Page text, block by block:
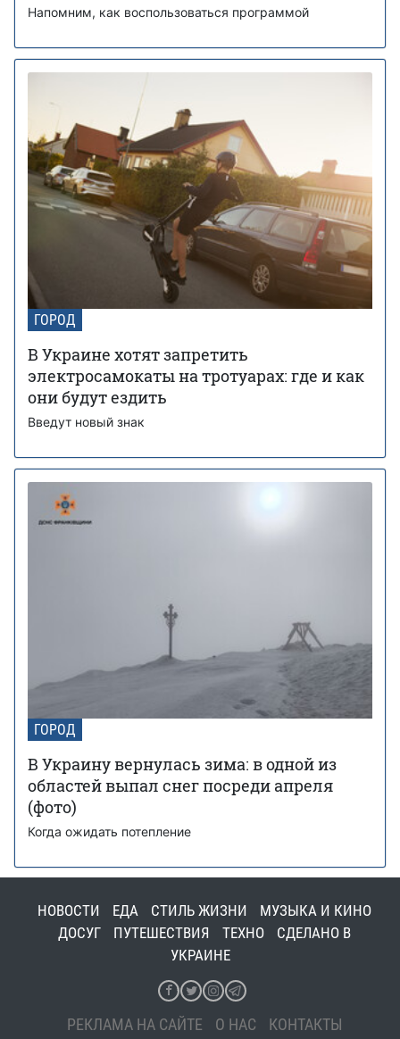
Напомним, как воспользоваться программой
ГОРОД
В Украине хотят запретить
электросамокаты на тротуарах: где и как
они будут ездить
Введут новый знак
ГОРОД
В Украину вернулась зима: в одной из
областей выпал снег посреди апреля
(фото)
Когда ожидать потепление
НОВОСТИ ЕДА СТИЛЬ ЖИЗНИ
МУЗЫКА И КИНО
ДОСУГ
ПУТЕШЕСТВИЯ ТЕХНО
СДЕЛАНО В
УКРАИНЕ
РЕКЛАМА НА САЙТЕ О НАС КОНТАКТЫ